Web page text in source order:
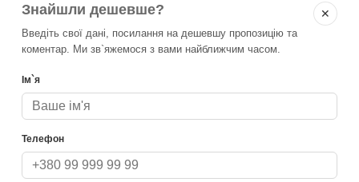
✕
Знайшли дешевше?
Введіть свої дані, посилання на дешевшу пропозицію та
коментар. Ми зв`яжемося з вами найближчим часом.
Ім`я
Телефон